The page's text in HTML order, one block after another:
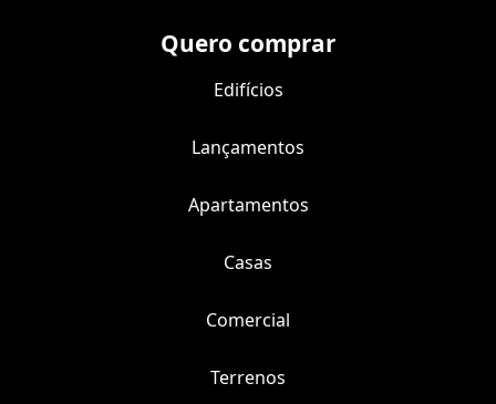
Quero comprar
Edifícios
Lançamentos
Apartamentos
Casas
Comercial
Terrenos